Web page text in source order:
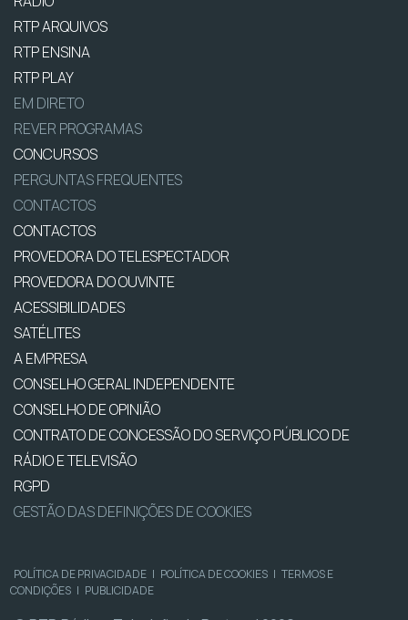
RTP ARQUIVOS
RTP ENSINA
RTP PLAY
EM DIRETO
REVER PROGRAMAS
CONCURSOS
PERGUNTAS FREQUENTES
CONTACTOS
CONTACTOS
PROVEDORA DO TELESPECTADOR
PROVEDORA DO OUVINTE
ACESSIBILIDADES
SATÉLITES
A EMPRESA
CONSELHO GERAL INDEPENDENTE
CONSELHO DE OPINIÃO
CONTRATO DE CONCESSÃO DO SERVIÇO PÚBLICO DE
RÁDIO E TELEVISÃO
RGPD
GESTÃO DAS DEFINIÇÕES DE COOKIES
POLÍTICA DE PRIVACIDADE | POLÍTICA DE COOKIES | TERMOS E
CONDIÇÕES | PUBLICIDADE